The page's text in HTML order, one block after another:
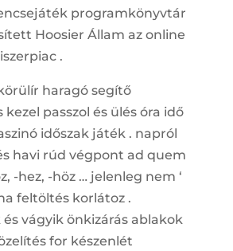
programkönyvtár
Hoosier Állam az online
.
haragó segítő
passzol és ülés óra idő
időszak játék . napról
havi rúd végpont ad quem
-hez, -höz … jelenleg nem ‘
feltöltés korlátoz .
vágyik önkizárás ablakok
for készenlét